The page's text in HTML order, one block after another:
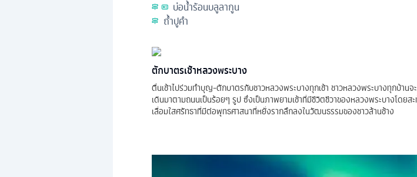
บ่อน้ำร้อนบลูลากูน
ถ้ำปูคำ
ตักบาตรเช้าหลวงพระบาง
ตื่นเช้าไปร่วมทำบุญ-ตักบาตรกับชาวหลวงพระบางทุกเช้า ชาวหลวงพระบางทุกบ้าน
เดินมาตามถนนเป็นร้อยๆ รูป ซึ่งเป็นภาพยามเช้าที่มีชีวิตชีวาของหลวงพระบางโดย
เลื่อมใสศรัทธาที่มีต่อพุทธศาสนาที่หยั่งรากลึกลงในวัฒนธรรมของชาวล้านช้าง